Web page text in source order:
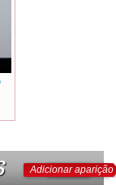
Adicionar aparição